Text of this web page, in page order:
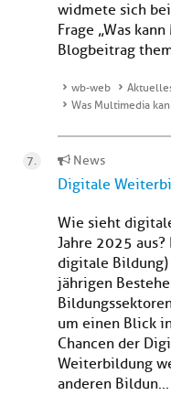
widmete sich bei
Frage „Was
Blogbeitrag
wb-web
Was Multimedia
News
Digitale
Wie sieht
Jahre 2025
digitale Bildung)
jährigen
um einen Blick
Chancen der
Weiterbildung
anderen Bildun...